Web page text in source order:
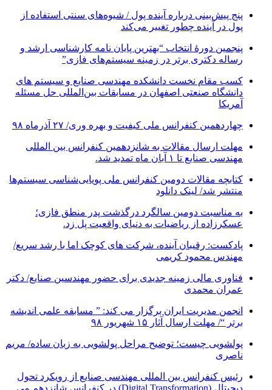
پنج پیش‌بینی درباره آینده پول / شیوه‌های سنتی استفاده از
پول در آینده چطور تغییر می‌کند
پنجمین دورۀ انتخاب “بهترین پایان ­نامه کارشناسی­ ارشد و
رساله دکتری برتر در زمینه سیستم‌های فازی”
کسب مقام نخست دانشکده مهندسی صنایع و سیستم های
دانشگاه صنعتی اصفهان در مسابقات بین‌المللی حل مسئله
آمریکا
چهاردهمین کنفرانس ملی کیفیت و بهره وری/ ۲۷ آذرماه ۹۸
مهلت ارسال مقالات به شانزدهمین کنفرانس بین المللی
مهندسی صنایع تا ۱ آبان ماه تمدید شد.
کتابچه مقالات دومین کنفرانس ملی پویایی‌شناسی سیستم‌ها
منتشر شد/ لینک دانلود
به مناسبت دومین سالگرد درگذشت پدر منطق فازی؛
عسکرزاده از ریاضیات به دنیای واقعیت پل زد.
پادکست: رقیبان آینده، شرکت های کوچک اما با رشد سریع/
مهندس محمود کریمی
فناوری مالی زمینه جدیدی برای حضور مهندسین صنایع/ دکتر
عمران محمدی
انجمن مدیریت ایران برگزار می کند: ” مسابقه علمی اندیشه
برتر “/ مهلت ارسال آثار ۱۵ شهریور ۹۸
پولشویی چیست؛ توضیح مراحل پولشویی به زبان ساده/ مریم
ناصری
رئیس کنفرانس بین المللی مهندسی صنایع از رویکرد تحول